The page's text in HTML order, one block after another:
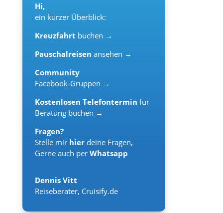
Hi,
ein kurzer Überblick:
Kreuzfahrt buchen →
Pauschalreisen ansehen →
Community
Facebook-Gruppen →
Kostenlosen Telefontermin für
Beratung buchen →
Fragen?
Stelle mir hier deine Fragen,
Gerne auch per Whatsapp
Dennis Vitt
Reiseberater, Cruisify.de